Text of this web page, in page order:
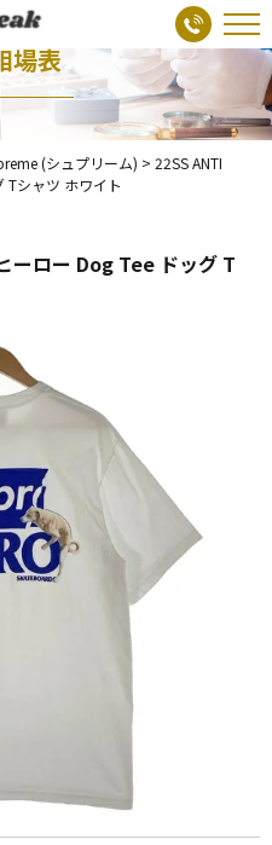
場表
(シュプリーム) > 22SS ANTI
Tシャツ ホワイト
ーロー Dog Tee ドッグ T